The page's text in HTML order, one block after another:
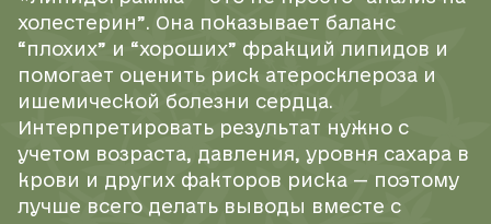
холестерин”. Она показывает баланс
“плохих” и “хороших” фракций липидов и
помогает оценить риск атеросклероза и
ишемической болезни сердца.
Интерпретировать результат нужно с
учетом возраста, давления, уровня сахара в
крови и других факторов риска — поэтому
лучше всего делать выводы вместе с